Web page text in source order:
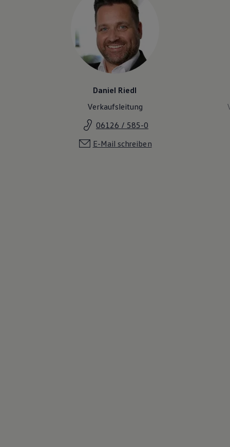
Daniel Riedl
Verkaufsleitung
06126 / 585-0
E-Mail schreiben